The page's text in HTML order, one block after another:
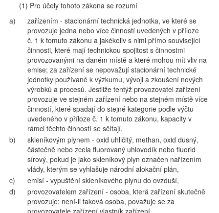
(1) Pro účely tohoto zákona se rozumí
a)
zařízením - stacionární technická jednotka, ve které se
provozuje jedna nebo více činností uvedených v příloze
č. 1 k tomuto zákonu a jakékoliv s nimi přímo související
činnosti, které mají technickou spojitost s činnostmi
provozovanými na daném místě a které mohou mít vliv na
emise; za zařízení se nepovažují stacionární technické
jednotky používané k výzkumu, vývoji a zkoušení nových
výrobků a procesů. Jestliže tentýž provozovatel zařízení
provozuje ve stejném zařízení nebo na stejném místě více
činností, které spadají do stejné kategorie podle výčtu
uvedeného v příloze č. 1 k tomuto zákonu, kapacity v
rámci těchto činností se sčítají,
b)
skleníkovým plynem - oxid uhličitý, methan, oxid dusný,
částečně nebo zcela fluorovaný uhlovodík nebo fluorid
sírový, pokud je jako skleníkový plyn označen nařízením
vlády, kterým se vyhlašuje národní alokační plán,
c)
emisí - vypuštění skleníkového plynu do ovzduší,
d)
provozovatelem zařízení - osoba, která zařízení skutečně
provozuje; není-li taková osoba, považuje se za
provozovatele zařízení vlastník zařízení,